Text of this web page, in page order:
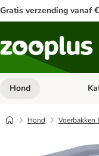
Gratis verzending vanaf
Hond
Hond Voerbakken